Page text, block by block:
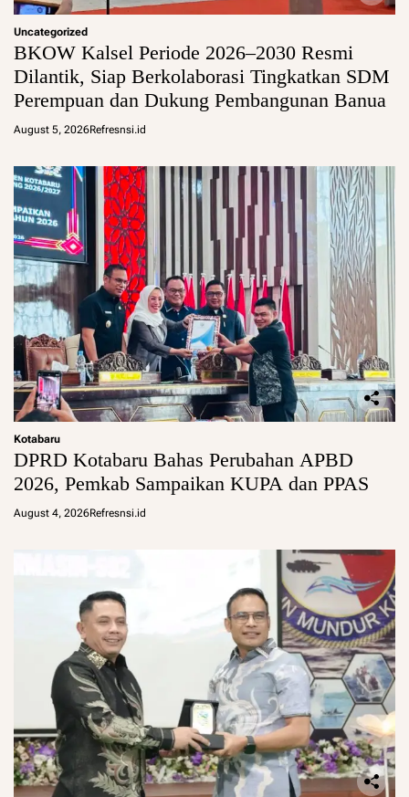
Uncategorized
BKOW Kalsel Periode 2026–2030 Resmi
Dilantik, Siap Berkolaborasi Tingkatkan SDM
Perempuan dan Dukung Pembangunan Banua
August 5, 2026Refresnsi.id
Kotabaru
DPRD Kotabaru Bahas Perubahan APBD
2026, Pemkab Sampaikan KUPA dan PPAS
August 4, 2026Refresnsi.id